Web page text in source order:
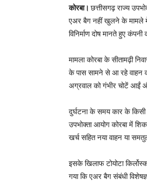
कोरबा।छत्तीसगढ़ राज्य
एअर बैग नहीं खुलने के मामले
विनिर्माण दोष मानते हुए
मामला कोरबा के सीतामढ़ी
के पास सामने से आ रहे वाहन
अग्रवाल को गंभीर चोटें आईं
दुर्घटना के समय कार के
उपभोक्ता आयोग कोरबा में
खर्च सहित नया वाहन या
इसके खिलाफ टोयोटा
गया कि एअर बैग संबंधी